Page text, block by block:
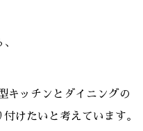
キッチンとダイニングの
けたいと考えています。